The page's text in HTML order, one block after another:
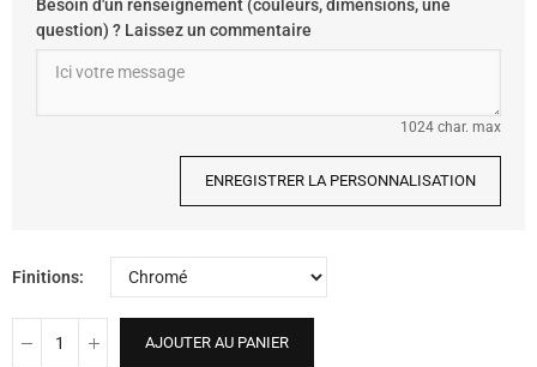
Besoin d'un renseignement (couleurs, dimensions, une
question) ? Laissez un commentaire
1024 char. max
ENREGISTRER LA PERSONNALISATION
Finitions
AJOUTER AU PANIER